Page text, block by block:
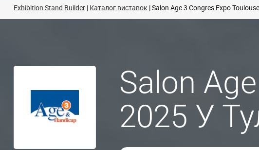
Exhibition Stand Builder Каталог виставок Salon Age 3 Congres Expo Toulouse
Salon
2025 У